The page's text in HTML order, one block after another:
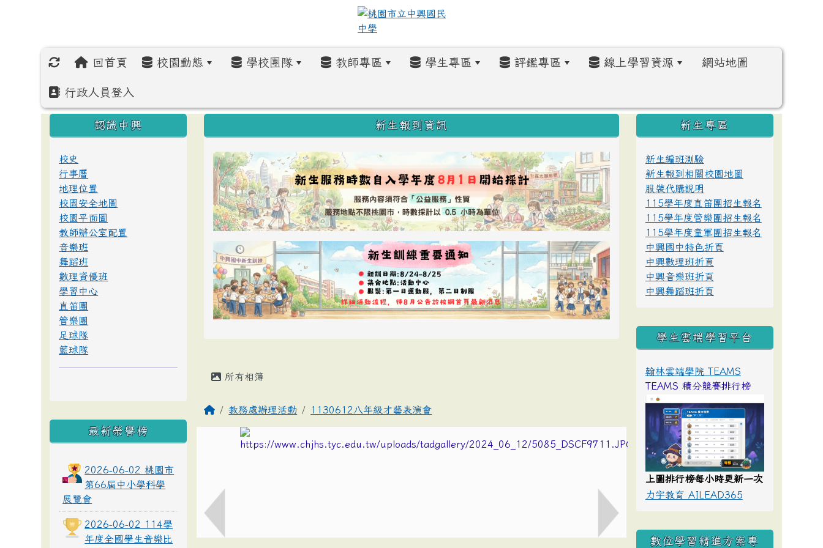
回首頁 校園動態 學校團隊 教師專區 學生專區 評鑑專區 線上學習資源 網站地圖
行政人員登入
:::
新生報到資訊
所有相簿
教務處辦理活動 1130612八年級才藝表演會
:::
認識中興
校史
行事曆
地理位置
校園安全地圖
校園平面圖
教師辦公室配置
音樂班
舞蹈班
數理資優班
學習中心
直笛團
管樂團
足球隊
籃球隊
最新榮譽榜
2026-06-02 桃園市
第66屆中小學科學
展覽會
2026-06-02 114學
年度全國學生音樂比
:::
新生專區
新生編班測驗
新生報到相關校園地圖
服裝代購說明
115學年度直笛團招生報名
115學年度管樂團招生報名
115學年度童軍團招生報名
中興國中特色折頁
中興數理班折頁
中興音樂班折頁
中興舞蹈班折頁
學生雲端學習平台
翰林雲端學院 TEAMS
TEAMS 積分競賽排行榜
上圖排行榜每小時更新一次
力宇教育 AILEAD365
數位學習精進方案專